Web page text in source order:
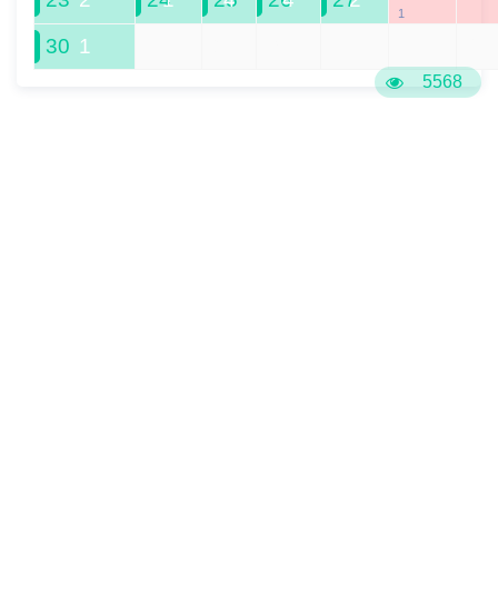
5568
1
30 1